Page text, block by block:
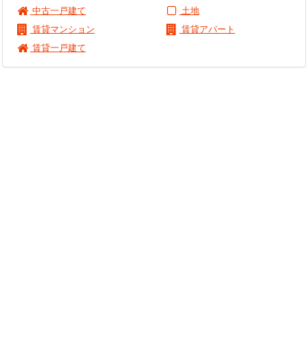
中古一戸建て
土地
賃貸マンション
賃貸アパート
賃貸一戸建て